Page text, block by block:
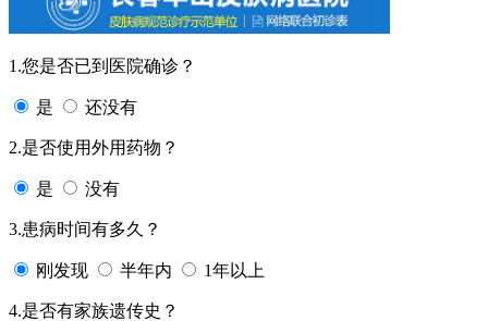
1.您是否已到医院确诊？
是 还没有
2.是否使用外用药物？
是 没有
3.患病时间有多久？
刚发现 半年内 1年以上
4.是否有家族遗传史？